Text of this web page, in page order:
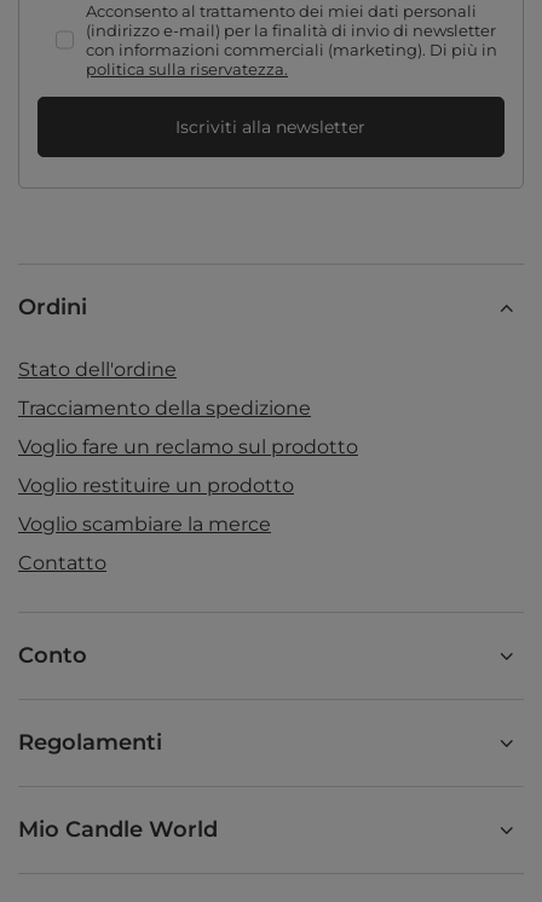
Acconsento al trattamento dei miei dati personali
(indirizzo e-mail) per la finalità di invio di newsletter
con informazioni commerciali (marketing). Di più in
politica sulla riservatezza.
Iscriviti alla newsletter
Ordini
Stato dell'ordine
Tracciamento della spedizione
Voglio fare un reclamo sul prodotto
Voglio restituire un prodotto
Voglio scambiare la merce
Contatto
Conto
Regolamenti
Mio Candle World